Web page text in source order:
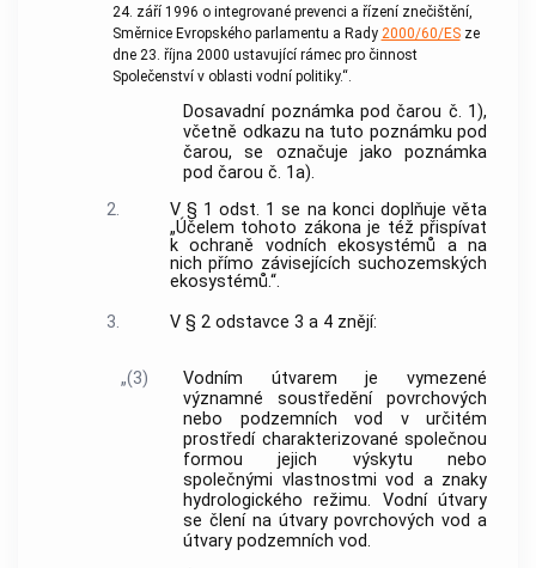
24. září 1996 o integrované prevenci a řízení znečištění,
Směrnice Evropského parlamentu a Rady 2000/60/ESze
dne 23. října 2000 ustavující rámec pro činnost
Společenství v oblasti vodní politiky.“.
Dosavadní poznámka pod čarou č. 1),
včetně odkazu na tuto poznámku pod
čarou, se označuje jako poznámka
pod čarou č. 1a).
2.
V § 1 odst. 1 se na konci doplňuje věta
„Účelem tohoto zákona je též přispívat
k ochraně vodních ekosystémů a na
nich přímo závisejících suchozemských
ekosystémů.“.
3.
V § 2 odstavce 3 a 4 znějí:
„(3)
Vodním útvarem je vymezené
významné soustředění povrchových
nebo podzemních vod v určitém
prostředí charakterizované společnou
formou jejich výskytu nebo
společnými vlastnostmi vod a znaky
hydrologického režimu. Vodní útvary
se člení na útvary povrchových vod a
útvary podzemních vod.